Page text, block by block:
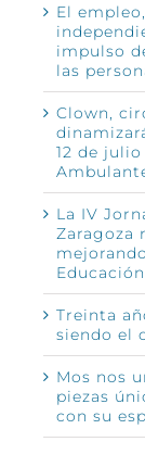
El
impulso
las
Clown,
12 de
La IV
Zaragoza
Treinta
siendo el
Mos nos
piezas
con su